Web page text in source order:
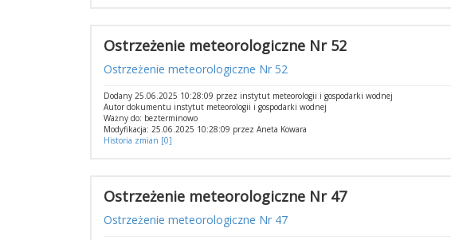
Ostrzeżenie meteorologiczne Nr 52
Ostrzeżenie meteorologiczne Nr 52
Dodany 25.06.2025 10:28:09 przez instytut meteorologii i gospodarki wodnej
Autor dokumentu instytut meteorologii i gospodarki wodnej
Ważny do: bezterminowo
Modyfikacja: 25.06.2025 10:28:09 przez Aneta Kowara
Historia zmian [0]
Ostrzeżenie meteorologiczne Nr 47
Ostrzeżenie meteorologiczne Nr 47